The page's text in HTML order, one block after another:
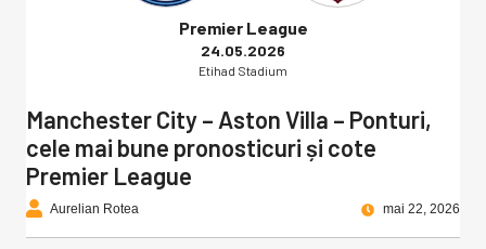
Premier League
24.05.2026
Etihad Stadium
Manchester City – Aston Villa – Ponturi,
cele mai bune pronosticuri și cote
Premier League
Aurelian Rotea mai 22, 2026